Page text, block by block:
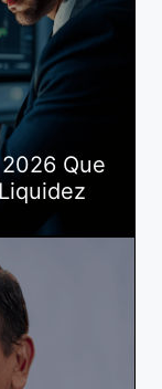
Que